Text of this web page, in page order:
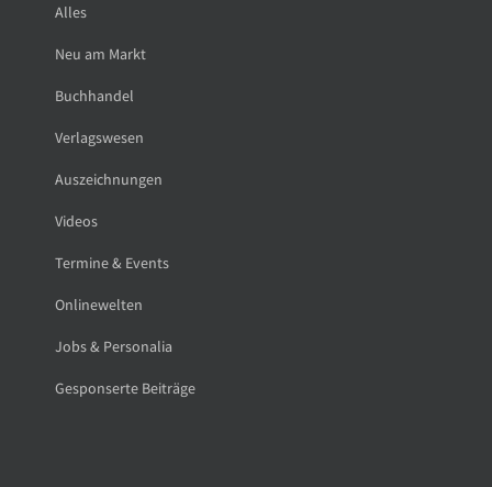
Alles
Neu am Markt
Buchhandel
Verlagswesen
Auszeichnungen
Videos
Termine & Events
Onlinewelten
Jobs & Personalia
Gesponserte Beiträge